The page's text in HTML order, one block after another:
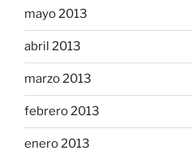
mayo 2013
abril 2013
marzo 2013
febrero 2013
enero 2013